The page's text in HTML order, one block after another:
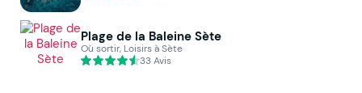
Plage de la Baleine Sète
Où sortir, Loisirs à Sète
33 Avis